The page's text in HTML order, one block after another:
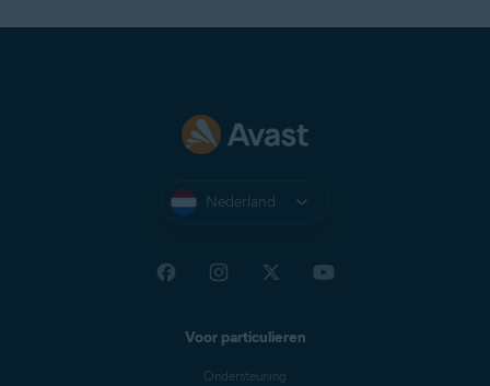
Nederland
Voor particulieren
Ondersteuning